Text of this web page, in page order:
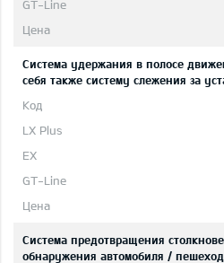
Система удержания в полосе
себя также систему слежения за
Система предотвращения
обнаружения автомобиля /